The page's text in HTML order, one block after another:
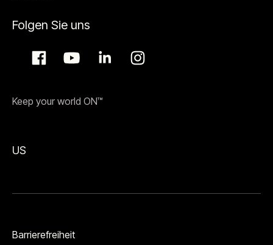
Folgen Sie uns
Keep your world ON™
US
Barrierefreiheit